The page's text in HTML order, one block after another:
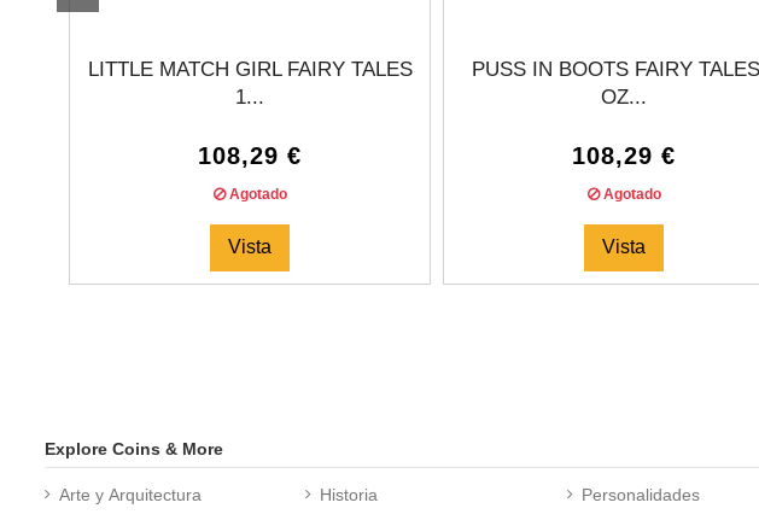
LITTLE MATCH GIRL FAIRY TALES
1...
108,29 €
Agotado
Vista
PUSS IN BOOTS FAIRY
OZ...
108,29 €
Agotado
Vista
Explore Coins & More
Arte y Arquitectura
Historia
Personalidades